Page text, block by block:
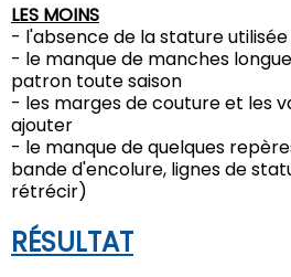
LES MOINS
- l'absence de la stature
- le manque de manches
patron toute saison
- les marges de couture et les
ajouter
- le manque de quelques
bande d'encolure, lignes de
rétrécir)
RÉSULTAT